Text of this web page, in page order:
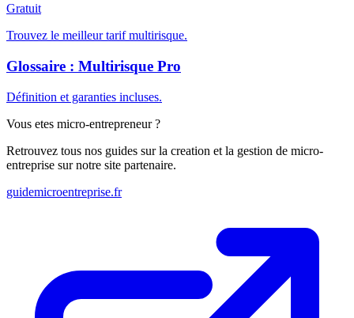
Gratuit
Trouvez le meilleur tarif multirisque.
Glossaire : Multirisque Pro
Définition et garanties incluses.
Vous etes micro-entrepreneur ?
Retrouvez tous nos guides sur la creation et la gestion de micro-
entreprise sur notre site partenaire.
guidemicroentreprise.fr